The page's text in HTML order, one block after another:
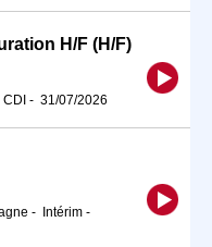
H/F (H/F)
CDI - 31/07/2026
- Intérim -